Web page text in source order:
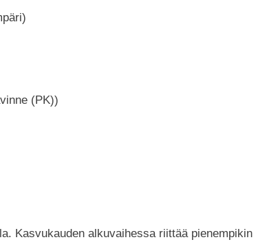
(PK))
Kasvukauden alkuvaihessa riittää pienempikin